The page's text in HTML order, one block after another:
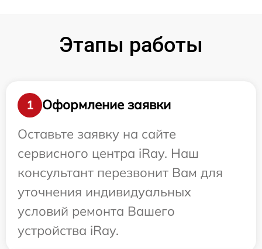
Этапы работы
1
Оформление заявки
Оставьте заявку на сайте
сервисного центра iRay. Наш
консультант перезвонит Вам для
уточнения индивидуальных
условий ремонта Вашего
устройства iRay.